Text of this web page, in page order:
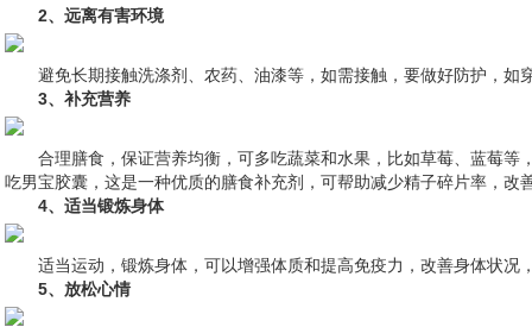
2、远离有害环境
避免长期接触洗涤剂、农药、油漆等，如需接触，要做好防护，
3、补充营养
合理膳食，保证营养均衡，可多吃蔬菜和水果，比如草莓、蓝莓
吃男宝胶囊，这是一种优质的膳食补充剂，可帮助减少精子碎片率，
4、适当锻炼身体
适当运动，锻炼身体，可以增强体质和提高免疫力，改善身体状
5、放松心情